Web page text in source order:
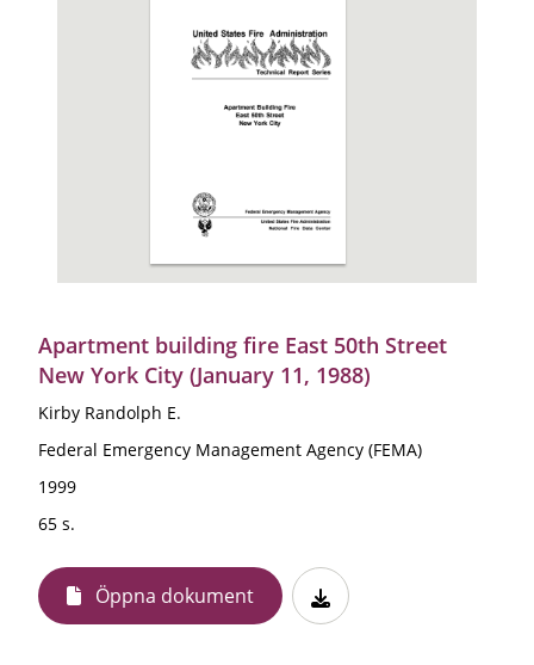
Apartment building fire East 50th Street
New York City (January 11, 1988)
Kirby Randolph E.
Federal Emergency Management Agency (FEMA)
1999
65 s.
Öppna dokument